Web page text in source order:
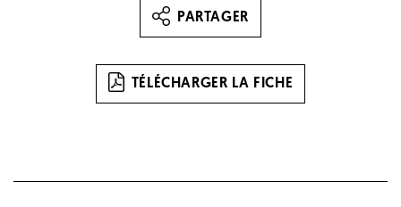
PARTAGER
TÉLÉCHARGER LA FICHE